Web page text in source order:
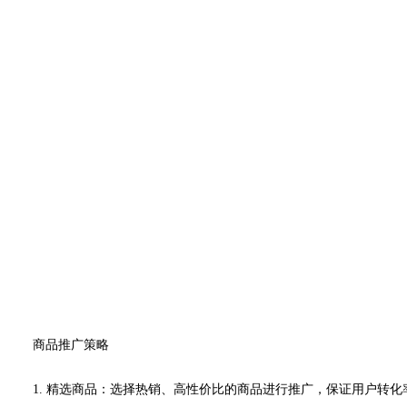
商品推广策略
1. 精选商品：选择热销、高性价比的商品进行推广，保证用户转化